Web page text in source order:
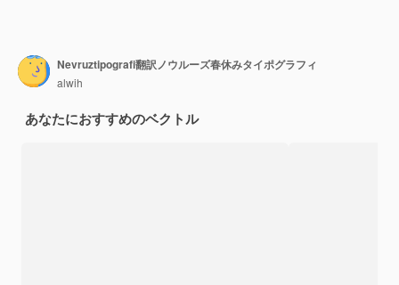
Nevruztipografi翻訳ノウルーズ春休みタイポグラフィ
alwih
あなたにおすすめのベクトル